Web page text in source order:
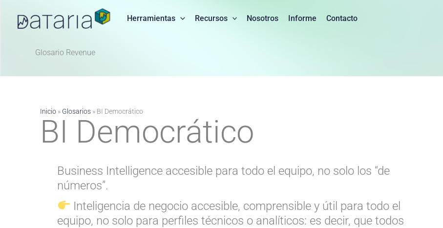
contenido
Herramientas Recursos Nosotros Informe Contacto
Glosario Revenue ​
Inicio » Glosarios » BI Democrático
BI Democrático
Business Intelligence accesible para todo el equipo, no solo los “de
números”.
Inteligencia de negocio accesible, comprensible y útil para todo el
equipo, no solo para perfiles técnicos o analíticos: es decir, que todos